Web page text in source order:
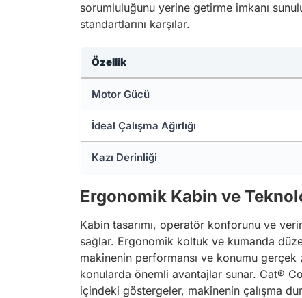
sorumluluğunu yerine getirme imkanı
standartlarını karşılar.
Özellik
Motor Gücü
İdeal Çalışma Ağırlığı
Kazı Derinliği
Ergonomik Kabin ve
Kabin tasarımı, operatör konforunu ve
sağlar. Ergonomik koltuk ve kumanda
makinenin performansı ve konumu
konularda önemli avantajlar sunar. Cat®
içindeki göstergeler, makinenin çalışma